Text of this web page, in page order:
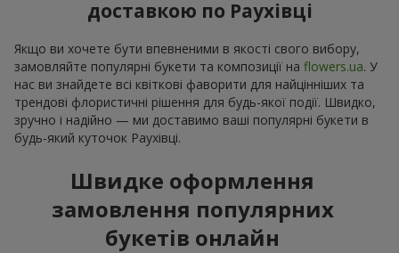
доставкою по Раухівці
Якщо ви хочете бути впевненими в якості свого вибору,
замовляйте популярні букети та композиції на flowers.ua. У
нас ви знайдете всі квіткові фаворити для найцінніших та
трендові флористичні рішення для будь-якої події. Швидко,
зручно і надійно — ми доставимо ваші популярні букети в
будь-який куточок Раухівці.
Швидке оформлення
замовлення популярних
букетів онлайн